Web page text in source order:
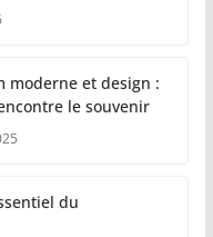
moderne et design :
le souvenir
du